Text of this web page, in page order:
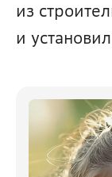
из
и